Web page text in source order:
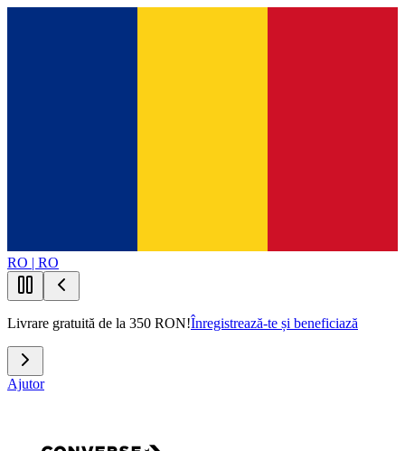
RO | RO
Livrare gratuită de la 350 RON!Înregistrează-te și beneficiază
Ajutor